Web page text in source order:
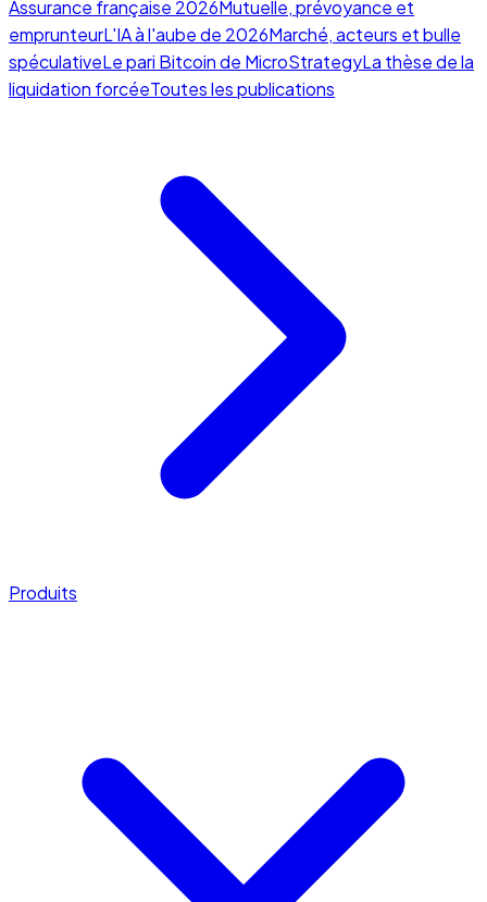
Assurance française 2026Mutuelle, prévoyance et
emprunteurL'IA à l'aube de 2026Marché, acteurs et bulle
spéculativeLe pari Bitcoin de MicroStrategyLa thèse de la
liquidation forcéeToutes les publications
Produits